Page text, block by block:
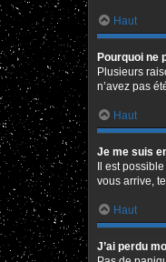
Haut
Pourquoi ne
Plusieurs
n’avez pas
Haut
Je me suis
Il est
vous arrive,
Haut
J’ai perdu